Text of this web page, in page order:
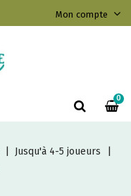
Mon compte
0
Jusqu'à 4-5 joueurs